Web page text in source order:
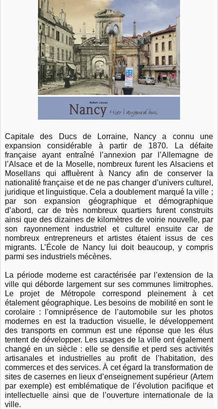
Capitale des Ducs de Lorraine, Nancy a connu une
expansion considérable à partir de 1870. La défaite
française ayant entraîné l’annexion par l’Allemagne de
l’Alsace et de la Moselle, nombreux furent les Alsaciens et
Mosellans qui affluèrent à Nancy afin de conserver la
nationalité française et de ne pas changer d’univers culturel,
juridique et linguistique. Cela a doublement marqué la ville ;
par son expansion géographique et démographique
d’abord, car de très nombreux quartiers furent construits
ainsi que des dizaines de kilomètres de voirie nouvelle, par
son rayonnement industriel et culturel ensuite car de
nombreux entrepreneurs et artistes étaient issus de ces
migrants. L’École de Nancy lui doit beaucoup, y compris
parmi ses industriels mécènes.
La période moderne est caractérisée par l’extension de la
ville qui déborde largement sur ses communes limitrophes.
Le projet de Métropole correspond pleinement à cet
étalement géographique. Les besoins de mobilité en sont le
corolaire : l’omniprésence de l’automobile sur les photos
modernes en est la traduction visuelle, le développement
des transports en commun est une réponse que les élus
tentent de développer. Les usages de la ville ont également
changé en un siècle : elle se densifie et perd ses activités
artisanales et industrielles au profit de l’habitation, des
commerces et des services. À cet égard la transformation de
sites de casernes en lieux d’enseignement supérieur (Artem
par exemple) est emblématique de l’évolution pacifique et
intellectuelle ainsi que de l’ouverture internationale de la
ville.